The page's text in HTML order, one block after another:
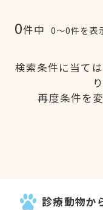
0件中 0〜0件を表
検索条件に当て
再度条件を
診療動物か